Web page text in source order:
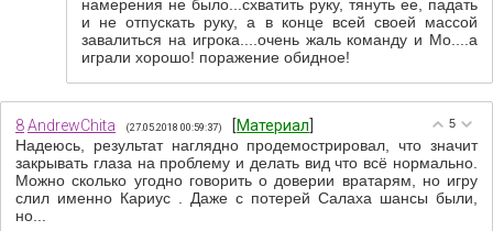
намерения не было...схватить руку, тянуть ее, падать
и не отпускать руку, а в конце всей своей массой
завалиться на игрока....очень жаль команду и Мо....а
играли хорошо! поражение обидное!
5
8AndrewChita (27.05.2018 00:59:37) [Материал
Надеюсь, результат наглядно продемострировал, что значит
закрывать глаза на проблему и делать вид что всё нормально.
Можно сколько угодно говорить о доверии вратарям, но игру
слил именно Кариус . Даже с потерей Салаха шансы были,
но...